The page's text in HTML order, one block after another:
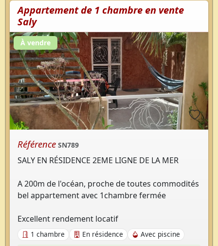
Appartement de 1 chambre en vente
Saly
À vendre
Référence SN789
SALY EN RÉSIDENCE 2EME LIGNE DE LA MER
A 200m de l'océan, proche de toutes commodités
bel appartement avec 1chambre fermée
Excellent rendement locatif
1 chambre En résidence
Avec piscine